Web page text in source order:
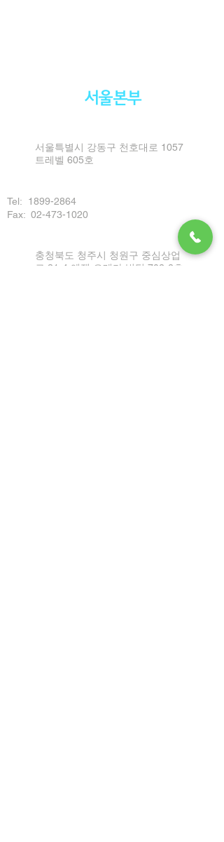
서울본부
서울특별시 강동구 천호대로 1057
트레벨 605호
Tel: 1899-2864
Fax: 02-473-1020
충청북도 청주시 청원구 중심상업
로 31-4 엔젤 오메가 빌딩 702-2호